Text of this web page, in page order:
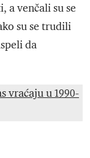
a venčali su se
su se trudili
da
vraćaju u 1990-